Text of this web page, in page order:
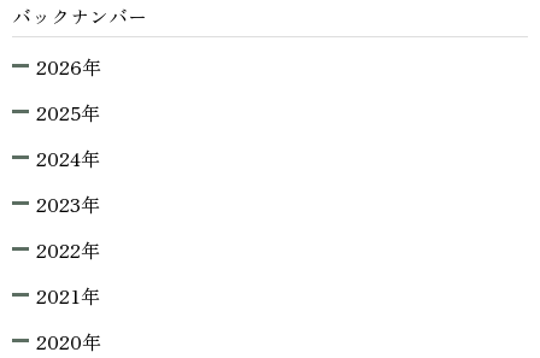
バックナンバー
2026年
2025年
2024年
2023年
2022年
2021年
2020年